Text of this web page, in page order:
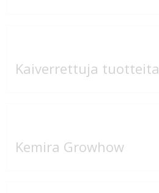
Kaiverrettuja tuotteita
Kemira Growhow